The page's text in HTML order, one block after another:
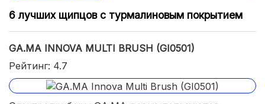
6 лучших щипцов с турмалиновым покрытием
GA.MA INNOVA MULTI BRUSH (GI0501)
Рейтинг: 4.7